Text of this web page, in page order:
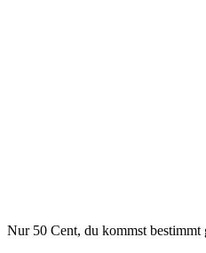
Nur 50 Cent, du kommst bestimmt